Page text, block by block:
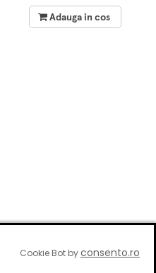
Adauga in cos
Cookie Bot byconsento.ro